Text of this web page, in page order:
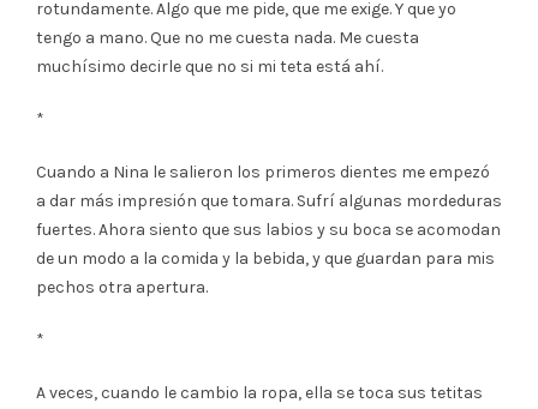
rotundamente. Algo que me pide, que me exige. Y que yo
tengo a mano. Que no me cuesta nada. Me cuesta
muchísimo decirle que no si mi teta está ahí.
*
Cuando a Nina le salieron los primeros dientes me empezó
a dar más impresión que tomara. Sufrí algunas mordeduras
fuertes. Ahora siento que sus labios y su boca se acomodan
de un modo a la comida y la bebida, y que guardan para mis
pechos otra apertura.
*
A veces, cuando le cambio la ropa, ella se toca sus tetitas